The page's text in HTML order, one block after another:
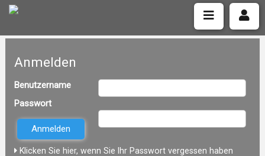
Anmelden
Benutzername
Passwort
Klicken Sie hier, wenn Sie Ihr Passwort vergessen haben